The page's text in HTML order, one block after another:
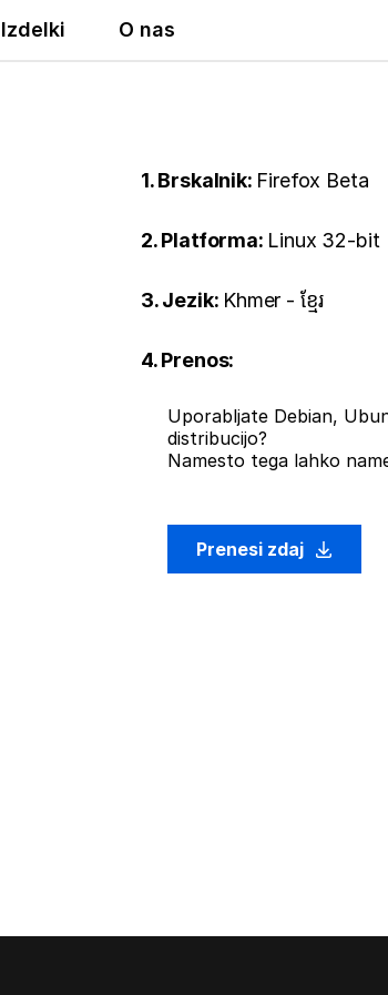
Izdelki O nas
1. Brskalnik: Firefox Beta
2. Platforma: Linux 32-bit
3. Jezik: Khmer - ខ្មែរ
4. Prenos:
Uporabljate Debian,
distribucijo?
Namesto tega lahko
Prenesi zdaj